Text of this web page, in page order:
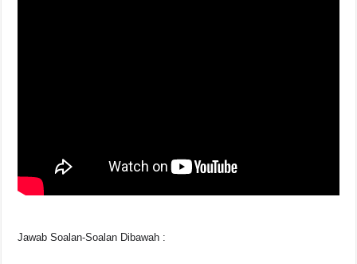
Jawab Soalan-Soalan Dibawah :